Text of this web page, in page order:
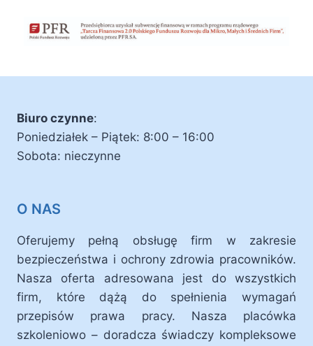
Biuro czynne:
Poniedziałek – Piątek: 8:00 – 16:00
Sobota: nieczynne
O NAS
Oferujemy pełną obsługę firm w zakresie
bezpieczeństwa i ochrony zdrowia pracowników.
Nasza oferta adresowana jest do wszystkich
firm, które dążą do spełnienia wymagań
przepisów prawa pracy. Nasza placówka
szkoleniowo – doradcza świadczy kompleksowe